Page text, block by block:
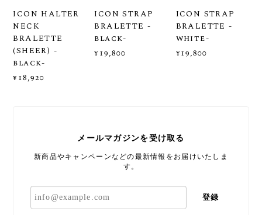
ICON HALTER
NECK
BRALETTE
(SHEER) -
black-
¥18,920
ICON STRAP
BRALETTE -
black-
¥19,800
ICON STRAP
BRALETTE -
white-
¥19,800
メールマガジンを受け取る
新商品やキャンペーンなどの最新情報をお届けいたしま
す。
登録